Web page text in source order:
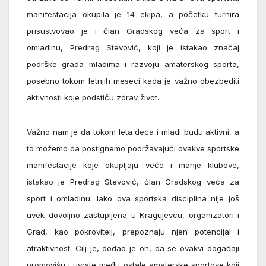
manifestacija okupila je 14 ekipa, a početku turnira
prisustvovao je i član Gradskog veća za sport i
omladinu, Predrag Stevović, koji je istakao značaj
podrške grada mladima i razvoju amaterskog sporta,
posebno tokom letnjih meseci kada je važno obezbediti
aktivnosti koje podstiču zdrav život.
Važno nam je da tokom leta deca i mladi budu aktivni, a
to možemo da postignemo podržavajući ovakve sportske
manifestacije koje okupljaju veće i manje klubove,
istakao je Predrag Stevović, član Gradskog veća za
sport i omladinu. Iako ova sportska disciplina nije još
uvek dovoljno zastupljena u Kragujevcu, organizatori i
Grad, kao pokrovitelj, prepoznaju njen potencijal i
atraktivnost. Cilj je, dodao je on, da se ovakvi događaji